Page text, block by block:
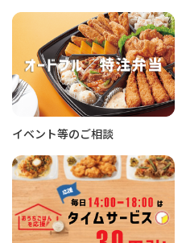
イベント等のご相談